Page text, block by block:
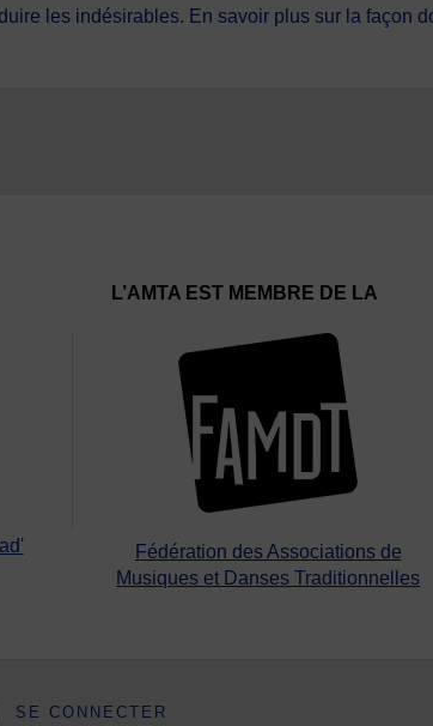
les indésirables. En savoir plus sur la façon
L’AMTA EST MEMBRE DE LA
Fédération des Associations de
Musiques et Danses Traditionnelles
SE CONNECTER